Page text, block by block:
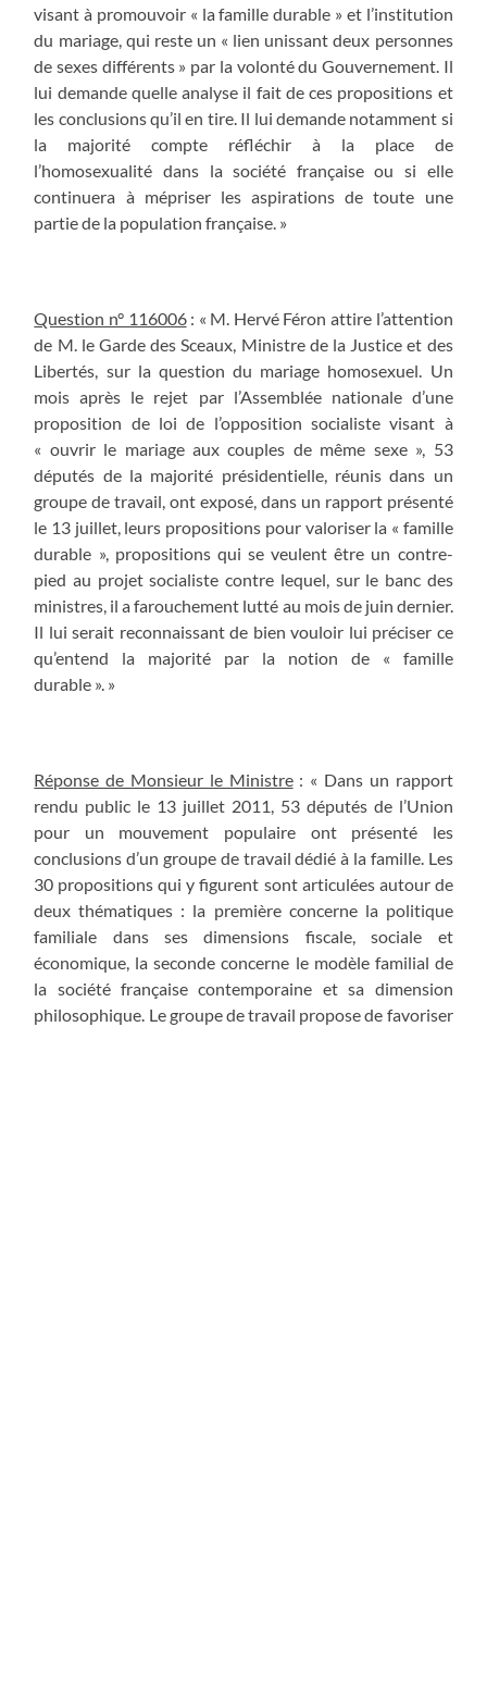
visant à promouvoir « la famille durable » et l’institution
du mariage, qui reste un « lien unissant deux personnes
de sexes différents » par la volonté du Gouvernement. Il
lui demande quelle analyse il fait de ces propositions et
les conclusions qu’il en tire. Il lui demande notamment si
la majorité compte réfléchir à la place de
l’homosexualité dans la société française ou si elle
continuera à mépriser les aspirations de toute une
partie de la population française. »
Question n° 116006: « M. Hervé Féron attire l’attention
de M. le Garde des Sceaux, Ministre de la Justice et des
Libertés, sur la question du mariage homosexuel. Un
mois après le rejet par l’Assemblée nationale d’une
proposition de loi de l’opposition socialiste visant à
« ouvrir le mariage aux couples de même sexe », 53
députés de la majorité présidentielle, réunis dans un
groupe de travail, ont exposé, dans un rapport présenté
le 13 juillet, leurs propositions pour valoriser la « famille
durable », propositions qui se veulent être un contre-
pied au projet socialiste contre lequel, sur le banc des
ministres, il a farouchement lutté au mois de juin dernier.
Il lui serait reconnaissant de bien vouloir lui préciser ce
qu’entend la majorité par la notion de « famille
durable ». »
Réponse de Monsieur le Ministre: « Dans un rapport
rendu public le 13 juillet 2011, 53 députés de l’Union
pour un mouvement populaire ont présenté les
conclusions d’un groupe de travail dédié à la famille. Les
30 propositions qui y figurent sont articulées autour de
deux thématiques : la première concerne la politique
familiale dans ses dimensions fiscale, sociale et
économique, la seconde concerne le modèle familial de
la société française contemporaine et sa dimension
philosophique. Le groupe de travail propose de favoriser